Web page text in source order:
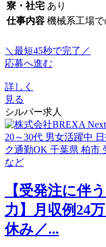
寮・社宅 あり
仕事内容 機械系工場
＼最短45秒で完了／
応募へ進む
詳しく
見る
シルバー求人
【受発注に伴
力】月収例24
休み／...